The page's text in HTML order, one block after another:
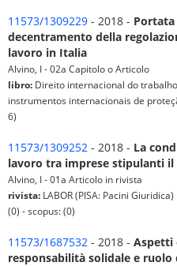
11573/1309229 - 2018 -
decentramento della
lavoro in Italia
Alvino, I - 02a Capitolo o Articolo
libro: Direito internacional do
instrumentos internacionais de
6)
11573/1309252 - 2018 - La
lavoro tra imprese stipulanti
Alvino, I - 01a Articolo in rivista
rivista: LABOR (PISA: Pacini
(0) - scopus: (0)
11573/1687532 - 2018 - Aspetti
responsabilità solidale e